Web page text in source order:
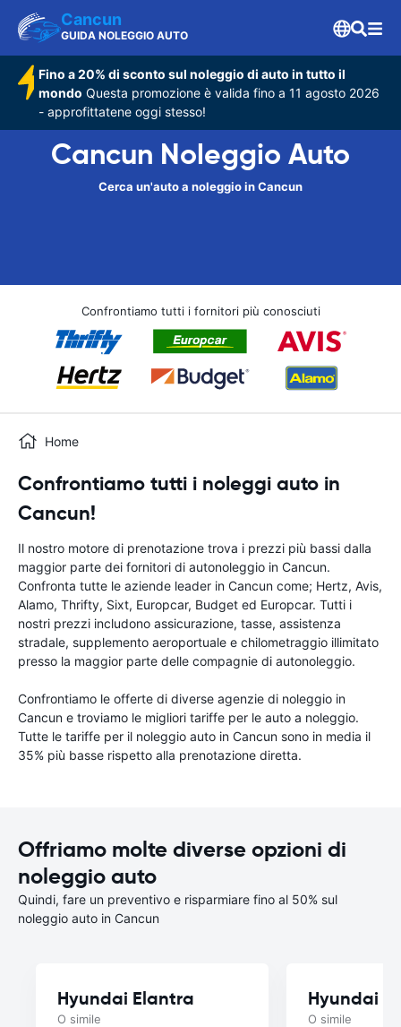
Cancun
GUIDA NOLEGGIO AUTO
Fino a 20% di sconto sul noleggio di auto in tutto il
mondo Questa promozione è valida fino a 11 agosto 2026
- approfittatene oggi stesso!
Cancun Noleggio Auto
Cerca un'auto a noleggio in Cancun
Confrontiamo tutti i fornitori più conosciuti
Home
Confrontiamo tutti i noleggi auto in
Cancun!
Il nostro motore di prenotazione trova i prezzi più bassi dalla
maggior parte dei fornitori di autonoleggio in Cancun.
Confronta tutte le aziende leader in Cancun come; Hertz, Avis,
Alamo, Thrifty, Sixt, Europcar, Budget ed Europcar. Tutti i
nostri prezzi includono assicurazione, tasse, assistenza
stradale, supplemento aeroportuale e chilometraggio illimitato
presso la maggior parte delle compagnie di autonoleggio.
Confrontiamo le offerte di diverse agenzie di noleggio in
Cancun e troviamo le migliori tariffe per le auto a noleggio.
Tutte le tariffe per il noleggio auto in Cancun sono in media il
35% più basse rispetto alla prenotazione diretta.
Offriamo molte diverse opzioni di
noleggio auto
Quindi, fare un preventivo e risparmiare fino al 50% sul
noleggio auto in Cancun
Hyundai Elantra
O simile
Hyundai
O simile